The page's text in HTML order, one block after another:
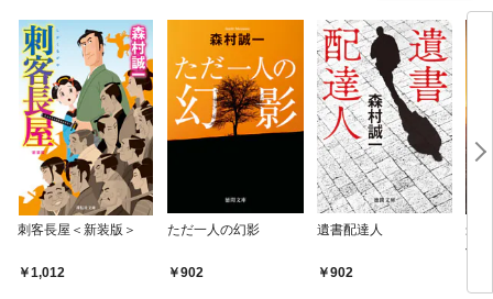
刺客長屋＜新装版＞
1,012
ただ一人の幻影
902
遺書配達人
902
最
傑